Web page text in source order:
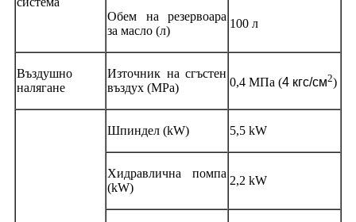
Обем на резервоара
за масло (л)
100 л
Въздушно
налягане
Източник на сгъстен
въздух (MPa)
0,4 МПа (4 кгс/см2)
Шпиндел (kW) 5,5 kW
Хидравлична помпа
(kW)
2,2 kW